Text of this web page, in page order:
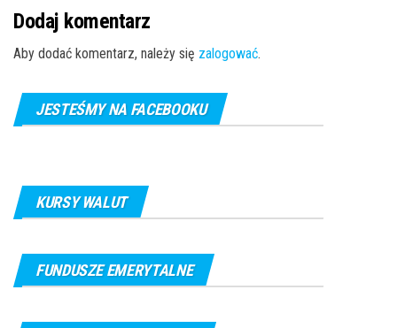
Dodaj komentarz
Aby dodać komentarz, należy się zalogować.
JESTEŚMY NA FACEBOOKU
KURSY WALUT
FUNDUSZE EMERYTALNE